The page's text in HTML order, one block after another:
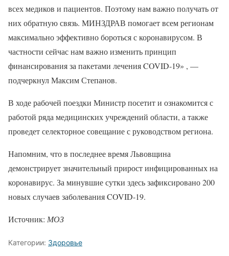
всех медиков и пациентов. Поэтому нам важно получать от
них обратную связь. МИНЗДРАВ помогает всем регионам
максимально эффективно бороться с коронавирусом. В
частности сейчас нам важно изменить принцип
финансирования за пакетами лечения COVID-19» , —
подчеркнул Максим Степанов.
В ходе рабочей поездки Министр посетит и ознакомится с
работой ряда медицинских учреждений области, а также
проведет селекторное совещание с руководством региона.
Напомним, что в последнее время Львовщина
демонстрирует значительный прирост инфицированных на
коронавирус. За минувшие сутки здесь зафиксировано 200
новых случаев заболевания COVID-19.
Источник: МОЗ
Категории: Здоровье